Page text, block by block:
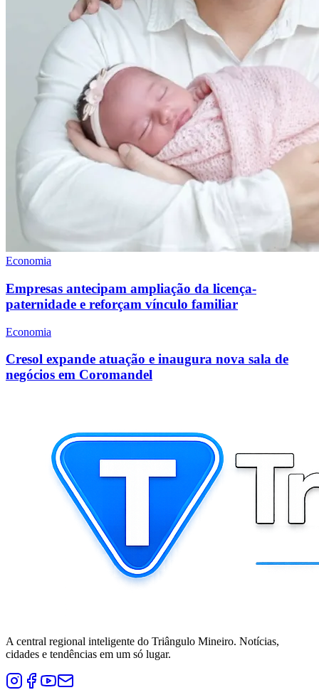
Economia
Empresas antecipam ampliação da licença-
paternidade e reforçam vínculo familiar
Economia
Cresol expande atuação e inaugura nova sala de
negócios em Coromandel
A central regional inteligente do Triângulo Mineiro. Notícias,
cidades e tendências em um só lugar.